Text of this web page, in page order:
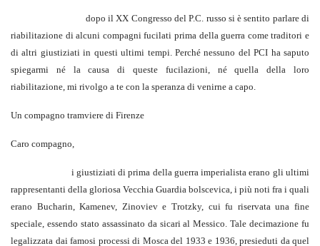
dopo il XX Congresso del P.C. russo si è sentito parlare di
riabilitazione di alcuni compagni fucilati prima della guerra come traditori e
di altri giustiziati in questi ultimi tempi. Perché nessuno del PCI ha saputo
spiegarmi né la causa di queste fucilazioni, né quella della loro
riabilitazione, mi rivolgo a te con la speranza di venirne a capo.
Un compagno tramviere di Firenze
Caro compagno,
i giustiziati di prima della guerra imperialista erano gli ultimi
rappresentanti della gloriosa Vecchia Guardia bolscevica, i più noti fra i quali
erano Bucharin, Kamenev, Zinoviev e Trotzky, cui fu riservata una fine
speciale, essendo stato assassinato da sicari al Messico. Tale decimazione fu
legalizzata dai famosi processi di Mosca del 1933 e 1936, presieduti da quel